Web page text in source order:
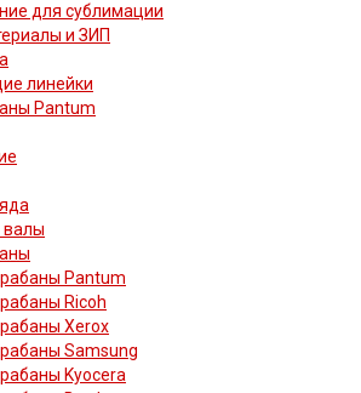
для сублимации
и ЗИП
линейки
Pantum
валы
Pantum
Ricoh
Xerox
Samsung
Kyocera